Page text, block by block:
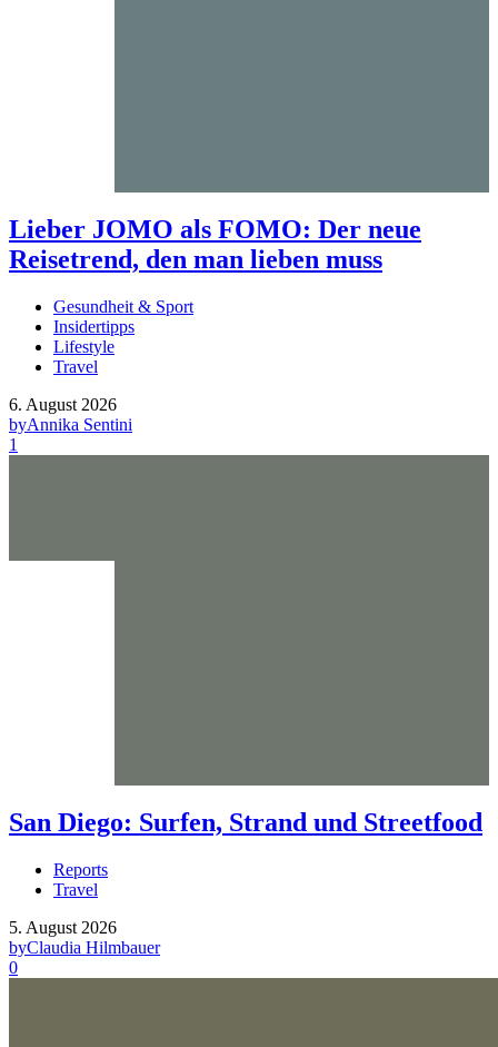
Lieber JOMO als FOMO: Der neue
Reisetrend, den man lieben muss
Gesundheit & Sport
Insidertipps
Lifestyle
Travel
6. August 2026
byAnnika Sentini
1
San Diego: Surfen, Strand und Streetfood
Reports
Travel
5. August 2026
byClaudia Hilmbauer
0